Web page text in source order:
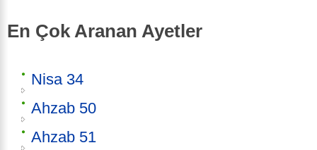
En Çok Aranan Ayetler
Nisa 34
Ahzab 50
Ahzab 51